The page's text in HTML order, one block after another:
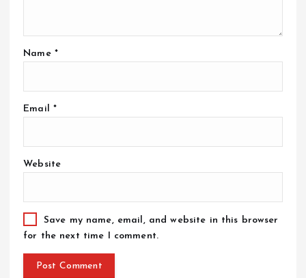
Name *
Email *
Website
Save my name, email, and website in this browser
for the next time I comment.